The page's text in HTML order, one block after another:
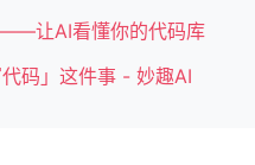
让AI看懂你的代码库
码」这件事 - 妙趣AI